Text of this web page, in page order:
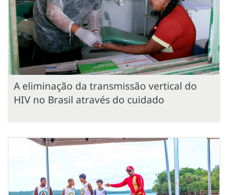
A eliminação da transmissão vertical do
HIV no Brasil através do cuidado